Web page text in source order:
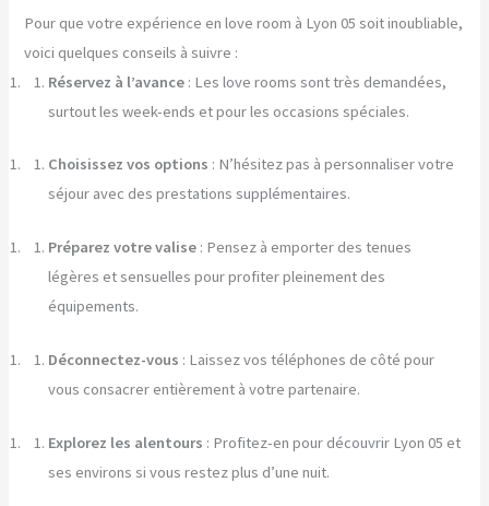
Pour que votre expérience en love room à Lyon 05 soit inoubliable,
voici quelques conseils à suivre :
Réservez à l’avance : Les love rooms sont très demandées,
surtout les week-ends et pour les occasions spéciales.
Choisissez vos options : N’hésitez pas à personnaliser votre
séjour avec des prestations supplémentaires.
Préparez votre valise : Pensez à emporter des tenues
légères et sensuelles pour profiter pleinement des
équipements.
Déconnectez-vous : Laissez vos téléphones de côté pour
vous consacrer entièrement à votre partenaire.
Explorez les alentours : Profitez-en pour découvrir Lyon 05 et
ses environs si vous restez plus d’une nuit.